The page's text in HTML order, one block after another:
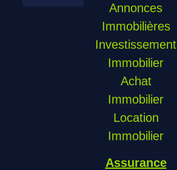
Annonces
Immobilières
Investissement
Immobilier
Achat
Immobilier
Location
Immobilier
Assurance